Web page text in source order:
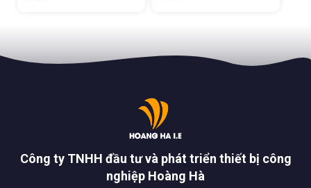
Công ty TNHH đầu tư và phát triển thiết bị công
nghiệp Hoàng Hà